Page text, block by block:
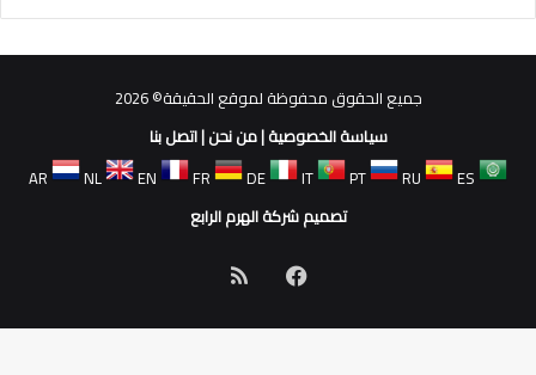
جميع الحقوق محفوظة لموقع الحقيقة© 2026
سياسة الخصوصية|من نحن|اتصل بنا
AR
NL EN FR DE IT PT RU
ES
تصميم شركة الهرم الرابع
فيسبوك
الموقع